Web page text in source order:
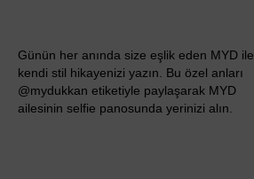
Günün her anında size eşlik eden MYD ile
kendi stil hikayenizi yazın. Bu özel anları
@mydukkan etiketiyle paylaşarak MYD
ailesinin selfie panosunda yerinizi alın.